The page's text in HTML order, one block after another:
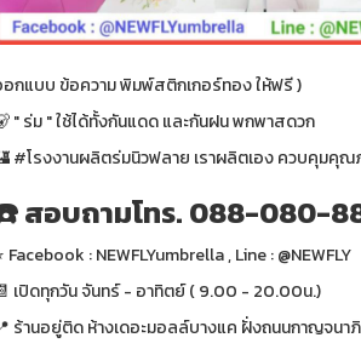
กแบบ ข้อความ พิมพ์สติกเกอร์ทอง ให้ฟรี )
" ร่ม " ใช้ได้ทั้งกันแดด และกันฝน พกพาสดวก
#โรงงานผลิตร่มนิวฟลาย เราผลิตเอง ควบคุมคุ
สอบถามโทร. 088-080-
Facebook : NEWFLYumbrella , Line : @NEWFLY
เปิดทุกวัน จันทร์ - อาทิตย์ ( 9.00 - 20.00น.)
ร้านอยู่ติด ห้างเดอะมอลล์บางแค ฝั่งถนนกาญจนา